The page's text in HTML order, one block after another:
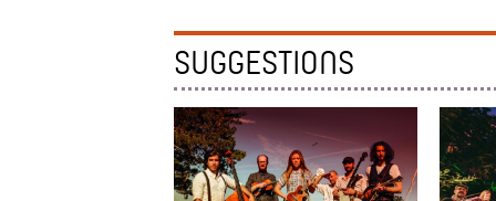
SUGGESTIONS